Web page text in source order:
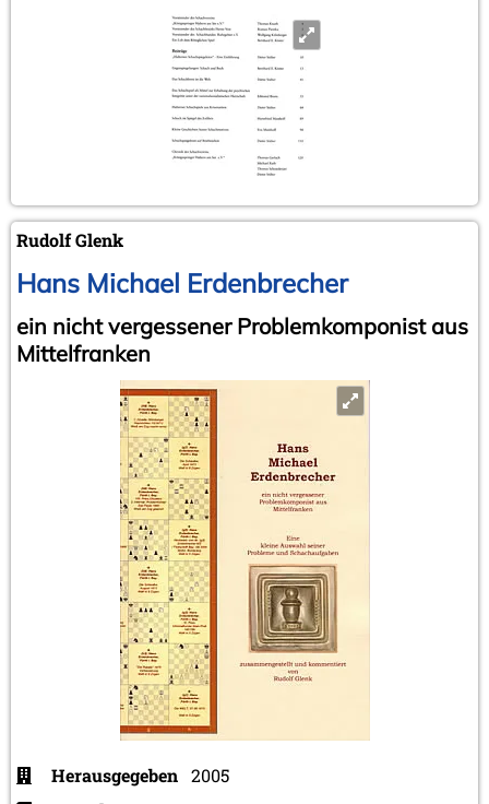
Rudolf Glenk
Hans Michael Erdenbrecher
ein nicht vergessener Problemkomponist aus
Mittelfranken
Herausgegeben 2005